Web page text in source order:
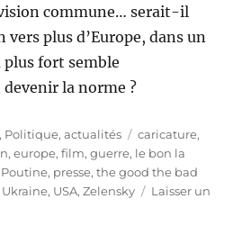
commune… serait-il
vers plus d’Europe, dans un
fort semble
la norme ?
, Politique, actualités Étiquettes
caricature,
,europe,film,guerre, le bon la
Poutine, presse,the good the bad
Ukraine, USA,Zelensky
Laisser un